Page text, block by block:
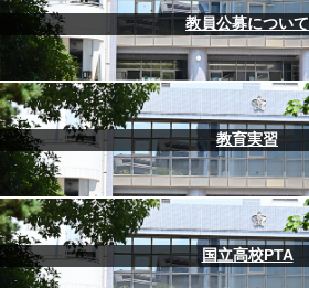
教員公募について
教育実習
国立高校PTA